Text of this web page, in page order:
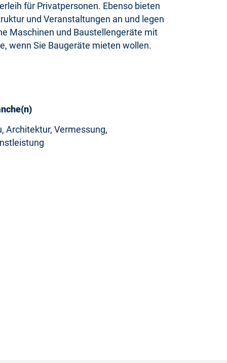
für Privatpersonen. Ebenso bieten
und Veranstaltungen an und legen
Maschinen und Baustellengeräte mit
wenn Sie Baugeräte mieten wollen.
Architektur, Vermessung,